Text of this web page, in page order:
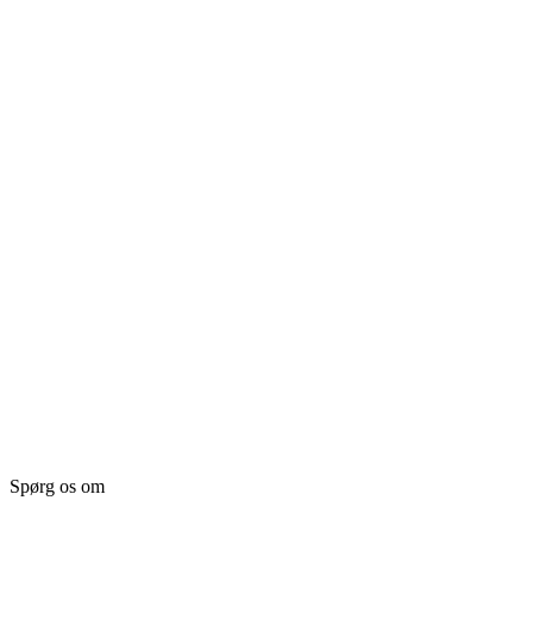
Spørg os om